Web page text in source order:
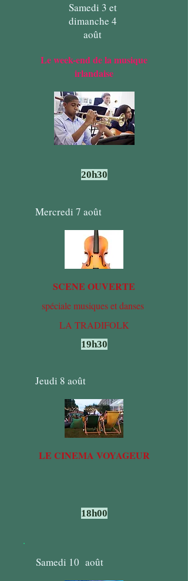
Samedi 3 et
dimanche 4
août
Le week-end de la musique
irlandaise
organisé par
20h30
Mercredi 7 août
SCENE OUVERTE
spéciale musiques et danses
LA TRADIFOLK
19h30
Jeudi 8 août
LE CINEMA VOYAGEUR
18h00
Samedi 10 août